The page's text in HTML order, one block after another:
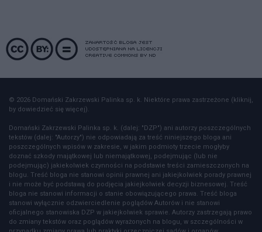
© 2026 Domański Zakrzewski Palinka sp. k. Niektóre prawa zastrzeżone (kliknij,
by dowiedzieć się więcej).
Domański Zakrzewski Palinka sp. k. (dalej: "DZP") ani autorzy poszczególnych
tekstów (dalej: "Autorzy") nie odpowiadają za treść niniejszego bloga ani
poszczególnych wpisów w zakresie, w jakim podmioty trzecie mogłyby
doznać szkody majątkowej lub niemajątkowej, podejmując (lub nie
podejmując) jakiekolwiek czynności na podstawie treści zamieszczonych na
blogu. Treść bloga nie stanowi opinii prawnej ani jakiejkolwiek porady prawnej
i nie może być podstawą do podjęcia jakiejkolwiek decyzji biznesowej. Treść
bloga nie stanowi informacji o stanie obowiązującego prawa. Treść bloga
stanowi wyłącznie odzwierciedlenie poglądów Autorów i nie stanowi
oficjalnego stanowiska DZP w jakiejkolwiek sprawie. Autorzy zastrzegają prawo
do zmiany tekstów oraz poglądów wyrażonych na blogu, w szczególności w